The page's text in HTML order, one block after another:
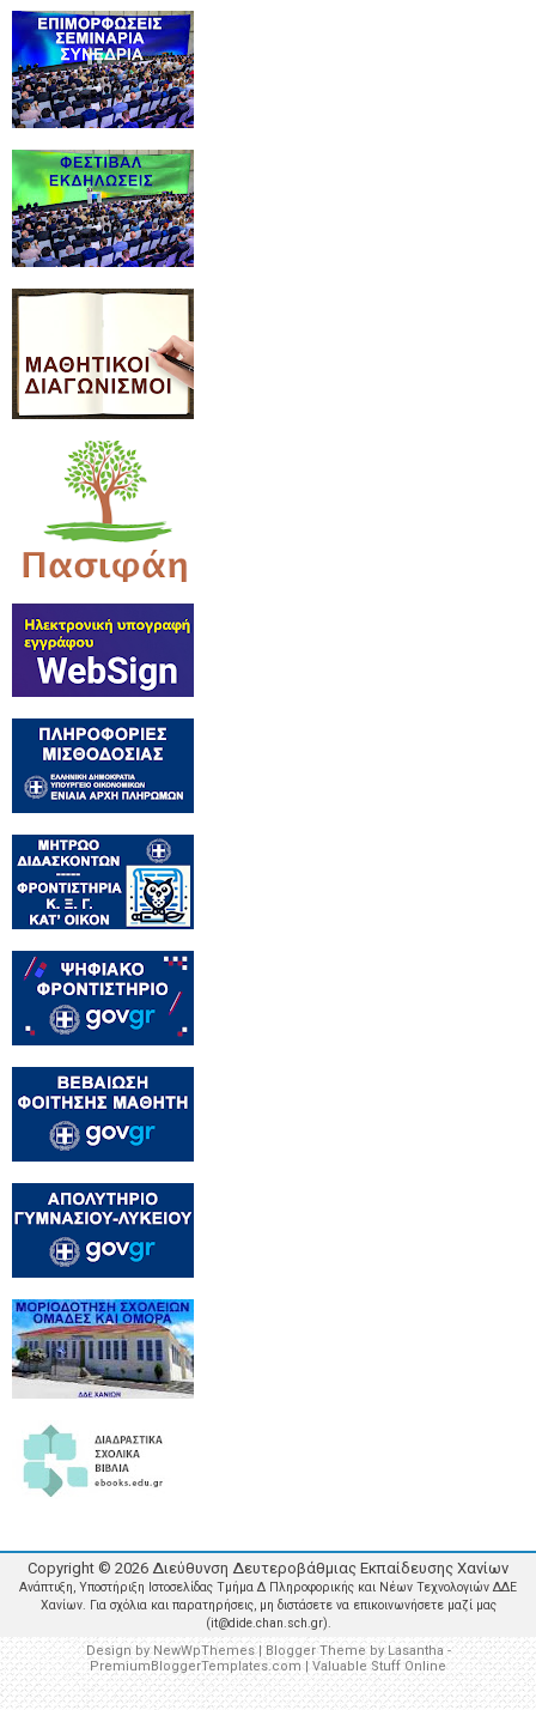
Copyright © 2026 Διεύθυνση Δευτεροβάθμιας Εκπαίδευσης Χανίων
Ανάπτυξη, Υποστήριξη Ιστοσελίδας Τμήμα Δ Πληροφορικής και Νέων Τεχνολογιών ΔΔΕ
Χανίων. Για σχόλια και παρατηρήσεις, μη διστάσετε να επικοινωνήσετε μαζί μας
(it@dide.chan.sch.gr).
Design byNewWpThemes| Blogger Theme byLasantha -
PremiumBloggerTemplates.com |Valuable Stuff Online